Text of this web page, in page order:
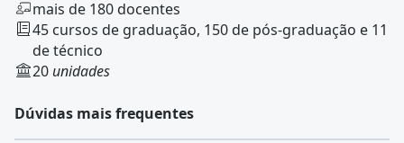
mais de 180 docentes
45 cursos de graduação, 150 de pós-graduação e 11
de técnico
20 unidades
Dúvidas mais frequentes